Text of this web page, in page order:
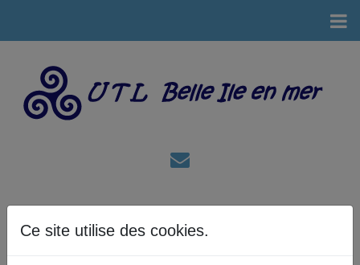
Rentrée année universitaire
Ce site utilise des cookies.